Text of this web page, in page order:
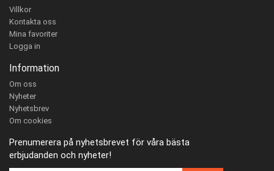
Villkor
Kontakta oss
Mina favoriter
Logga in
Information
Om oss
Nyheter
Nyhetsbrev
Om cookies
Prenumerera på nyhetsbrevet för våra bästa
erbjudanden och nyheter!